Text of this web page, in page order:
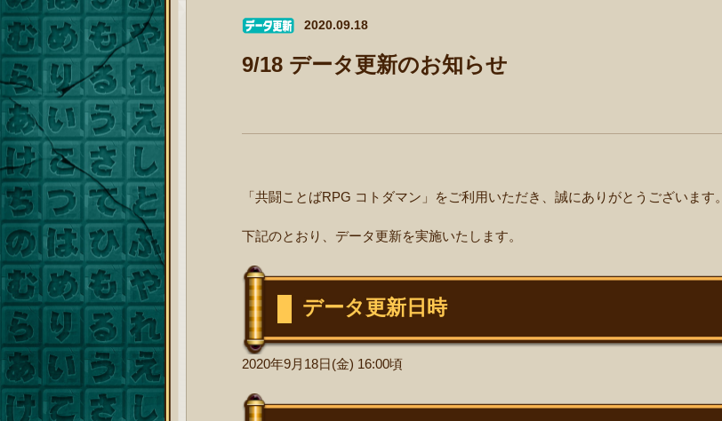
2020.09.18
9/18 データ更新のお知らせ
「共闘ことばRPG コトダマン」をご利用いただき、誠にありがとうございます。
下記のとおり、データ更新を実施いたします。
データ更新日時
2020年9月18日(金) 16:00頃